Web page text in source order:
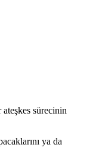
ateşkes sürecinin
ya da